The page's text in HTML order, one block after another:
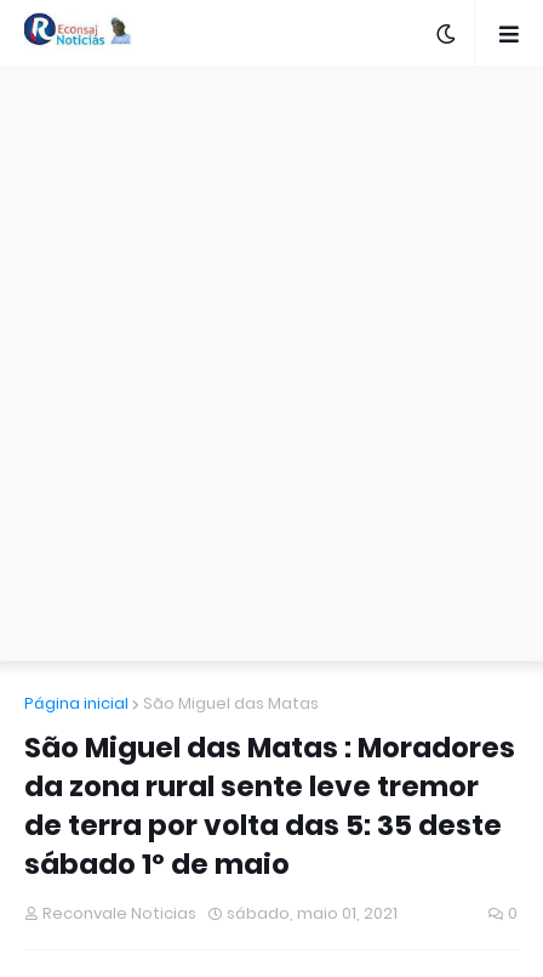
Página inicial São Miguel das Matas
São Miguel das Matas : Moradores
da zona rural sente leve tremor
de terra por volta das 5: 35 deste
sábado 1º de maio
Reconvale Noticias sábado, maio 01, 2021 0